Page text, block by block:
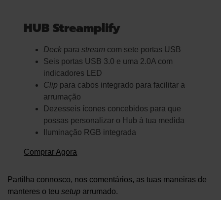
HUB Streamplify
Deck parastream com sete portas USB
Seis portas USB 3.0 e uma 2.0A com
indicadores LED
Clip para cabos integrado para facilitar a
arrumação
Dezesseis ícones concebidos para que
possas personalizar o Hub à tua medida
Iluminação RGB integrada
Comprar Agora
Partilha connosco, nos comentários, as tuas maneiras de
manteres o teu setup arrumado.